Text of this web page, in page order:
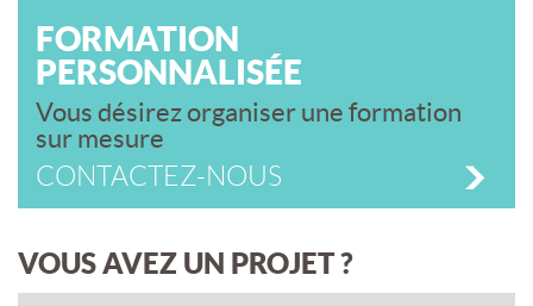
FORMATION
PERSONNALISÉE
Vous désirez organiser une formation
sur mesure
CONTACTEZ-NOUS
VOUS AVEZ UN PROJET ?